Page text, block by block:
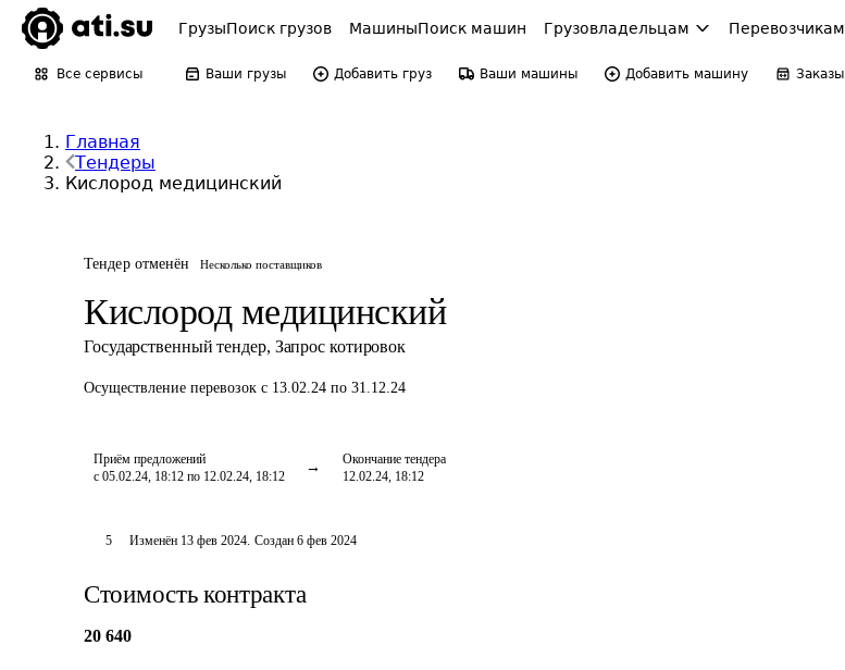
ГрузыПоиск грузов МашиныПоиск машин Грузовладельцам Перевозчикам
Все сервисы Ваши грузы Добавить груз Ваши машины Добавить машину Заказы
Главная
Тендеры
Кислород медицинский
Тендер отменён Несколько поставщиков
Кислород медицинский
Государственный тендер, Запрос котировок
Осуществление перевозок с 13.02.24 по 31.12.24
Приём предложений
с 05.02.24, 18:12 по 12.02.24, 18:12
Окончание тендера
12.02.24, 18:12
5 Изменён 13 фев 2024. Создан 6 фев 2024
Стоимость контракта
20 640